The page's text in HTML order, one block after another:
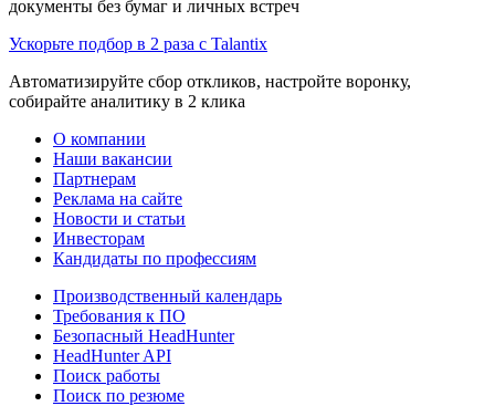
документы без бумаг и личных встреч
Ускорьте подбор в 2 раза с Talantix
Автоматизируйте сбор откликов, настройте воронку,
собирайте аналитику в 2 клика
О компании
Наши вакансии
Партнерам
Реклама на сайте
Новости и статьи
Инвесторам
Кандидаты по профессиям
Производственный календарь
Требования к ПО
Безопасный HeadHunter
HeadHunter API
Поиск работы
Поиск по резюме